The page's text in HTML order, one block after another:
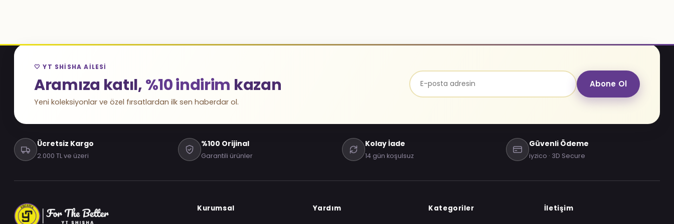
🤍 YT SHISHA AILESI
Aramıza katıl,%10 indirim kazan
Yeni koleksiyonlar ve özel fırsatlardan ilk sen haberdar ol.
Abone Ol
Ücretsiz Kargo
2.000 TL ve üzeri
%100 Orijinal
Garantili ürünler
Kolay İade
14 gün koşulsuz
Güvenli Ödeme
iyzico · 3D Secure
Kurumsal Yardım Kategoriler İletişim